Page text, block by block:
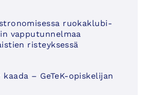
ruokaklubi-
vapputunnelmaa
risteyksessä
– GeTeK-opiskelijan